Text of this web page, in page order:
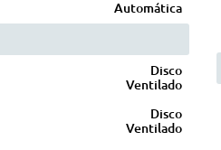
Automática
Disco
Ventilado
Disco
Ventilado